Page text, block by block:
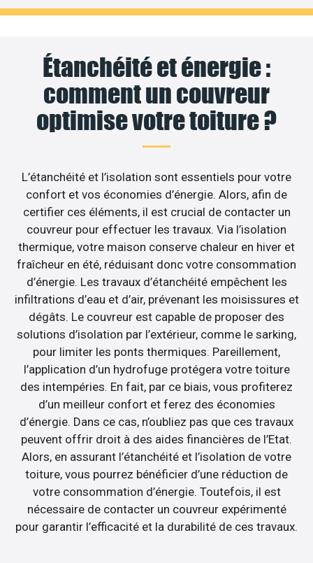
Étanchéité et énergie :
comment un couvreur
optimise votre toiture ?
L’étanchéité et l’isolation sont essentiels pour votre
confort et vos économies d’énergie. Alors, afin de
certifier ces éléments, il est crucial de contacter un
couvreur pour effectuer les travaux. Via l’isolation
thermique, votre maison conserve chaleur en hiver et
fraîcheur en été, réduisant donc votre consommation
d’énergie. Les travaux d’étanchéité empêchent les
infiltrations d’eau et d’air, prévenant les moisissures et
dégâts. Le couvreur est capable de proposer des
solutions d’isolation par l’extérieur, comme le sarking,
pour limiter les ponts thermiques. Pareillement,
l’application d’un hydrofuge protégera votre toiture
des intempéries. En fait, par ce biais, vous profiterez
d’un meilleur confort et ferez des économies
d’énergie. Dans ce cas, n’oubliez pas que ces travaux
peuvent offrir droit à des aides financières de l’Etat.
Alors, en assurant l’étanchéité et l’isolation de votre
toiture, vous pourrez bénéficier d’une réduction de
votre consommation d’énergie. Toutefois, il est
nécessaire de contacter un couvreur expérimenté
pour garantir l’efficacité et la durabilité de ces travaux.